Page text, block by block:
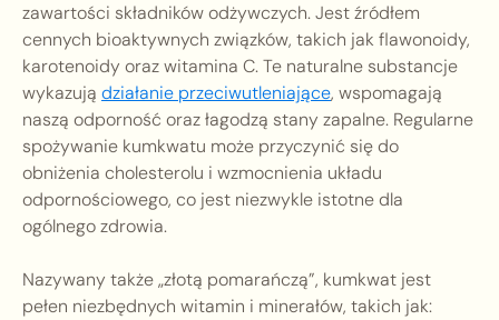
zawartości składników odżywczych. Jest źródłem
cennych bioaktywnych związków, takich jak flawonoidy,
karotenoidy oraz witamina C. Te naturalne substancje
wykazują działanie przeciwutleniające, wspomagają
naszą odporność oraz łagodzą stany zapalne. Regularne
spożywanie kumkwatu może przyczynić się do
obniżenia cholesterolu i wzmocnienia układu
odpornościowego, co jest niezwykle istotne dla
ogólnego zdrowia.
Nazywany także „złotą pomarańczą”, kumkwat jest
pełen niezbędnych witamin i minerałów, takich jak: